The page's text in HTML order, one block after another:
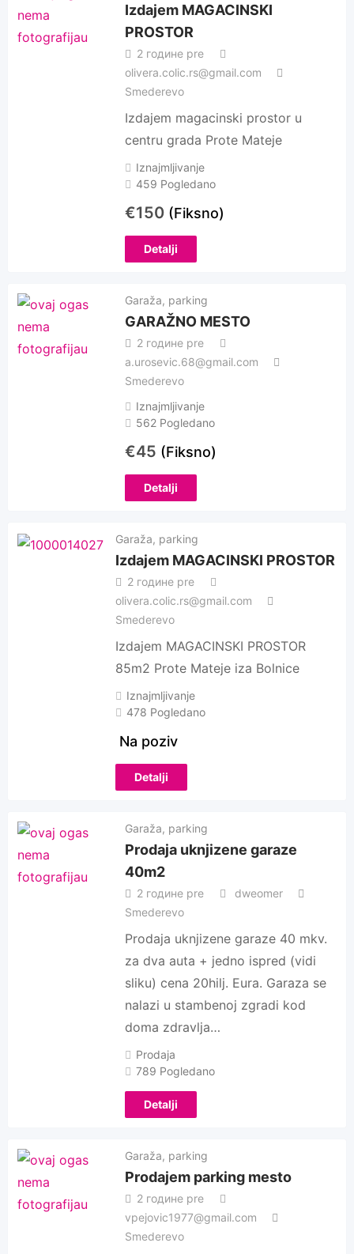
Izdajem MAGACINSKI
PROSTOR
2 године pre
olivera.colic.rs@gmail.com
Smederevo
Izdajem magacinski prostor u
centru grada Prote Mateje
Iznajmljivanje
459 Pogledano
€150 (Fiksno)
Detalji
Garaža, parking
GARAŽNO MESTO
2 године pre
a.urosevic.68@gmail.com
Smederevo
Iznajmljivanje
562 Pogledano
€45 (Fiksno)
Detalji
Garaža, parking
Izdajem MAGACINSKI PROSTOR
2 године pre
olivera.colic.rs@gmail.com
Smederevo
Izdajem MAGACINSKI PROSTOR
85m2 Prote Mateje iza Bolnice
Iznajmljivanje
478 Pogledano
Na poziv
Detalji
Garaža, parking
Prodaja uknjizene garaze
40m2
2 године pre
dweomer
Smederevo
Prodaja uknjizene garaze 40 mkv.
za dva auta + jedno ispred (vidi
sliku) cena 20hilj. Eura. Garaza se
nalazi u stambenoj zgradi kod
doma zdravlja…
Prodaja
789 Pogledano
Detalji
Garaža, parking
Prodajem parking mesto
2 године pre
vpejovic1977@gmail.com
Smederevo